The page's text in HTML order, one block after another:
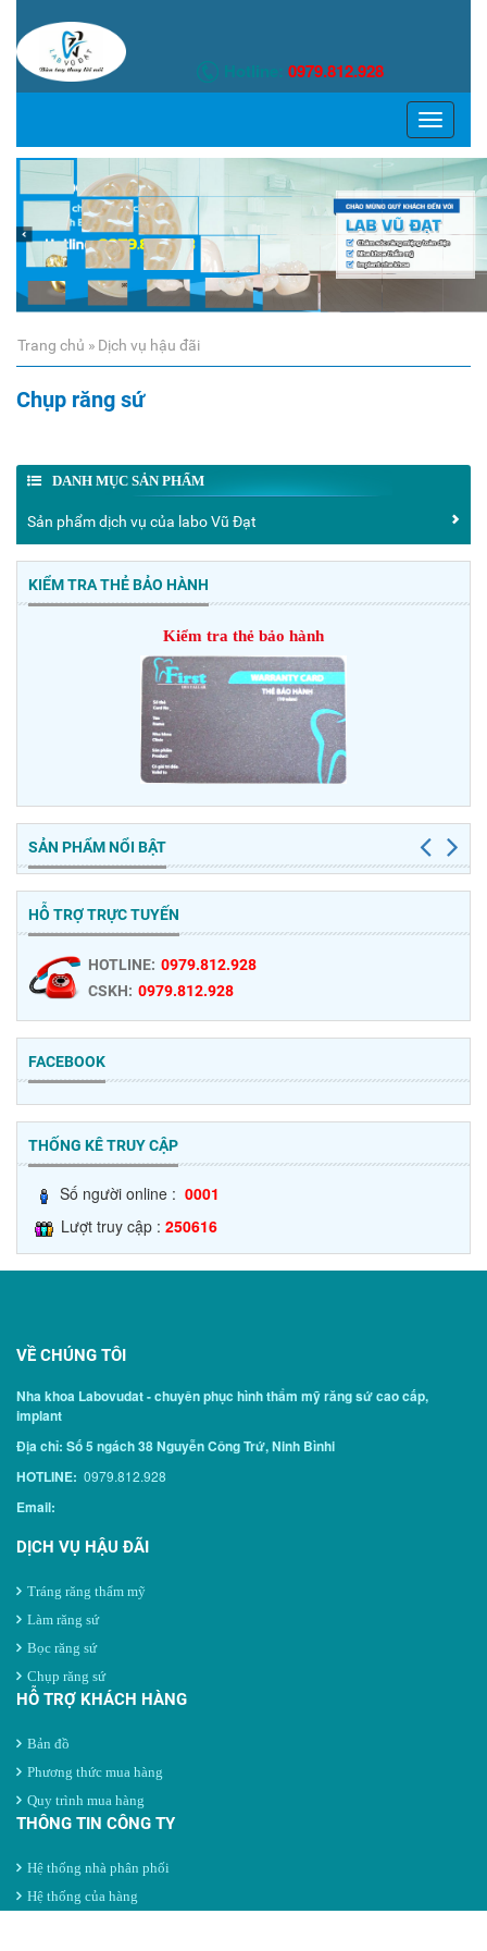
Hotline: 0979.812.928
TOGGLE
Trang chủ » Dịch vụ hậu đãi
Chụp răng sứ
DANH MỤC SẢN PHẨM
Sản phẩm dịch vụ của labo Vũ Đạt
KIỂM TRA THẺ BẢO HÀNH
Kiểm tra thẻ bảo hành
SẢN PHẨM NỔI BẬT
HỖ TRỢ TRỰC TUYẾN
HOTLINE: 0979.812.928
CSKH: 0979.812.928
FACEBOOK
THỐNG KÊ TRUY CẬP
Số người online : 0001
Lượt truy cập : 250616
VỀ CHÚNG TÔI
Nha khoa Labovudat - chuyên phục hình thẩm mỹ răng sứ cao cấp,
implant
Địa chỉ: Số 5 ngách 38 Nguyễn Công Trứ, Ninh Bìnhi
HOTLINE: 0979.812.928
Email:
DỊCH VỤ HẬU ĐÃI
Tráng răng thẩm mỹ
Làm răng sứ
Bọc răng sứ
Chụp răng sứ
HỖ TRỢ KHÁCH HÀNG
Bản đồ
Phương thức mua hàng
Quy trình mua hàng
THÔNG TIN CÔNG TY
Hệ thống nhà phân phối
Hệ thống của hàng